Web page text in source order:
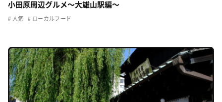
小田原周辺グルメ〜大雄山駅編〜
人気 ローカルフード